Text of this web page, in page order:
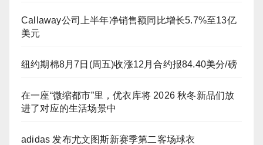
Callaway公司上半年净销售额同比增长5.7%至13亿
美元
纽约期棉8月7日(周五)收涨12月合约报84.40美分/磅
在一座“微缩都市”里，优衣库将 2026 秋冬新品们放
进了对应的生活场景中
adidas 发布尤文图斯新赛季第二客场球衣